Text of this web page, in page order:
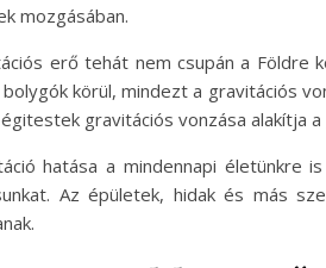
mozgásában.
erő tehát nem csupán a Földre
körül, mindezt a gravitációs
gravitációs vonzása alakítja
hatása a mindennapi életünkre
Az épületek, hidak és más